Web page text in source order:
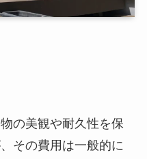
の美観や耐久性を保
その費用は一般的に